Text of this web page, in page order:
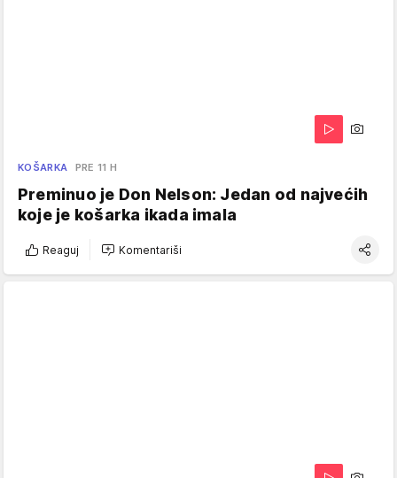
KOŠARKA PRE 11 H
Preminuo je Don Nelson: Jedan od najvećih
koje je košarka ikada imala
Reaguj Komentariši